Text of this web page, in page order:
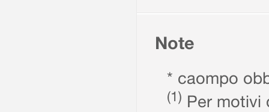
Note
* caompo
(1) Per motivi